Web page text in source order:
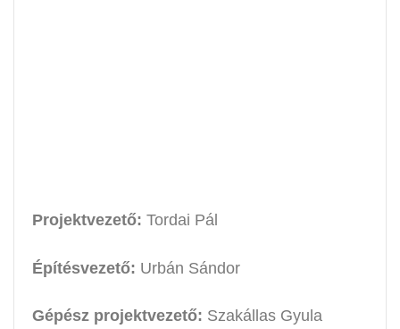
Projektvezető: Tordai Pál
Építésvezető: Urbán Sándor
Gépész projektvezető: Szakállas Gyula